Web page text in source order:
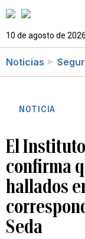
10 de agosto de 2026
Noticias
NOTICIA
El
confirma
hallados
Seda